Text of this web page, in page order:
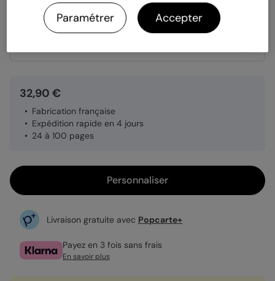
Papier Papier Satiné brillant
32,90 €
Fabrication française
Expédition rapide en 4 jours
24 à 100 pages
Personnaliser
Livraison gratuite avec Popcarte+
Payez en 3 fois sans frais
En savoir plus
Paramétrer Accepter